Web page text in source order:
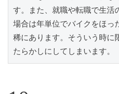
す。また、就職や転職で生活
場合は年単位でバイクをほっ
稀にあります。そういう時に
たらかしにしてしまいます。